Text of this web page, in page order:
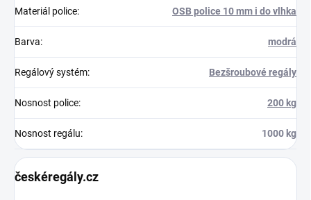
Materiál police: OSB police 10 mm i do vlhka
Barva: modrá
Regálový systém: Bezšroubové regály
Nosnost police: 200 kg
Nosnost regálu: 1000 kg
českéregály.cz